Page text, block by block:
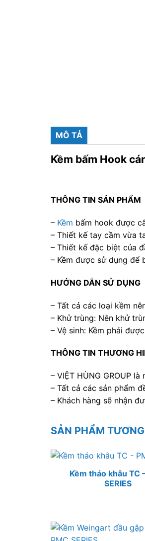
MÔ TẢ
Kềm bấm Hook
THÔNG TIN SẢN PHẨM
– Kềm bấm hook được
– Thiết kế tay cầm vừa
– Thiết kế đặc biệt của
– Kềm được sử dụng để
HƯỚNG DẪN SỬ DỤNG
– Tất cả các loại kềm
– Khử trùng: Nên khử
– Vệ sinh: Kềm phải
THÔNG TIN THƯƠNG
– VIỆT HÙNG GROUP
– Tất cả các sản phẩm
– Khách hàng sẽ nhận
SẢN PHẨM
Kềm tháo khâu TC
SERIES